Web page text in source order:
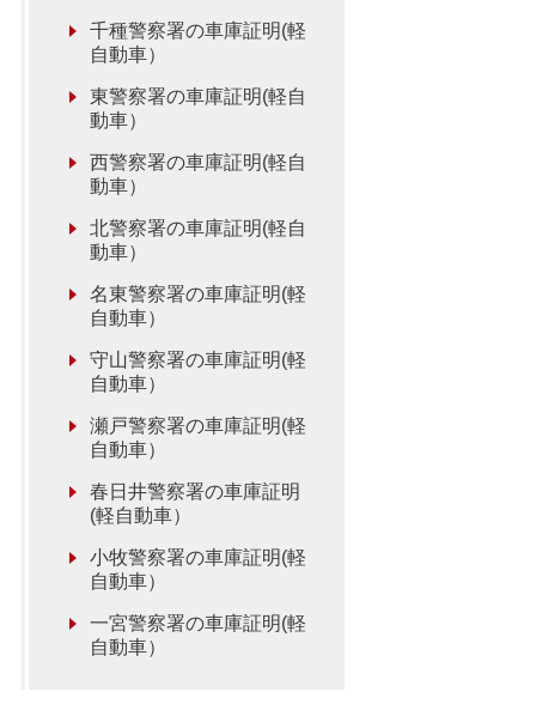
千種警察署の車庫証明(軽
自動車）
東警察署の車庫証明(軽自
動車）
西警察署の車庫証明(軽自
動車）
北警察署の車庫証明(軽自
動車）
名東警察署の車庫証明(軽
自動車）
守山警察署の車庫証明(軽
自動車）
瀬戸警察署の車庫証明(軽
自動車）
春日井警察署の車庫証明
(軽自動車）
小牧警察署の車庫証明(軽
自動車）
一宮警察署の車庫証明(軽
自動車）